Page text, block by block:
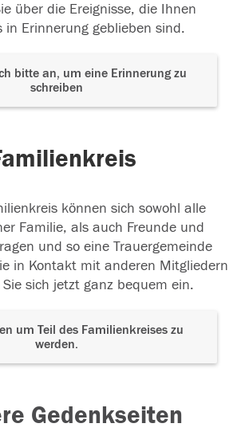
über die Ereignisse, die Ihnen
in Erinnerung geblieben sind.
bitte an, um eine Erinnerung zu
schreiben
können sich sowohl alle
Familie, als auch Freunde und
und so eine Trauergemeinde
in Kontakt mit anderen Mitgliedern
sich jetzt ganz bequem ein.
um Teil des Familienkreises zu
werden.
Gedenkseiten